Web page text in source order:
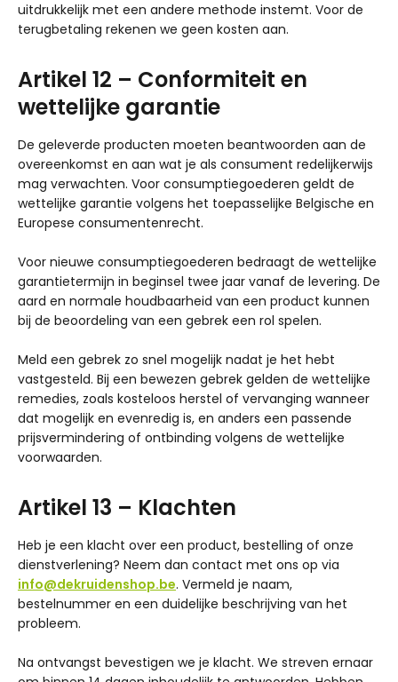
uitdrukkelijk met een andere methode instemt. Voor de
terugbetaling rekenen we geen kosten aan.
Artikel 12 – Conformiteit en
wettelijke garantie
De geleverde producten moeten beantwoorden aan de
overeenkomst en aan wat je als consument redelijkerwijs
mag verwachten. Voor consumptiegoederen geldt de
wettelijke garantie volgens het toepasselijke Belgische en
Europese consumentenrecht.
Voor nieuwe consumptiegoederen bedraagt de wettelijke
garantietermijn in beginsel twee jaar vanaf de levering. De
aard en normale houdbaarheid van een product kunnen
bij de beoordeling van een gebrek een rol spelen.
Meld een gebrek zo snel mogelijk nadat je het hebt
vastgesteld. Bij een bewezen gebrek gelden de wettelijke
remedies, zoals kosteloos herstel of vervanging wanneer
dat mogelijk en evenredig is, en anders een passende
prijsvermindering of ontbinding volgens de wettelijke
voorwaarden.
Artikel 13 – Klachten
Heb je een klacht over een product, bestelling of onze
dienstverlening? Neem dan contact met ons op via
info@dekruidenshop.be. Vermeld je naam,
bestelnummer en een duidelijke beschrijving van het
probleem.
Na ontvangst bevestigen we je klacht. We streven ernaar